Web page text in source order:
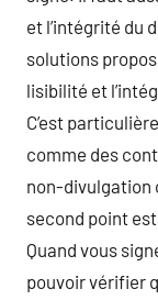
et l’intégrité du
solutions
lisibilité et
C’est
comme des
non-divulgation
second point
Quand vous
pouvoir vérifier